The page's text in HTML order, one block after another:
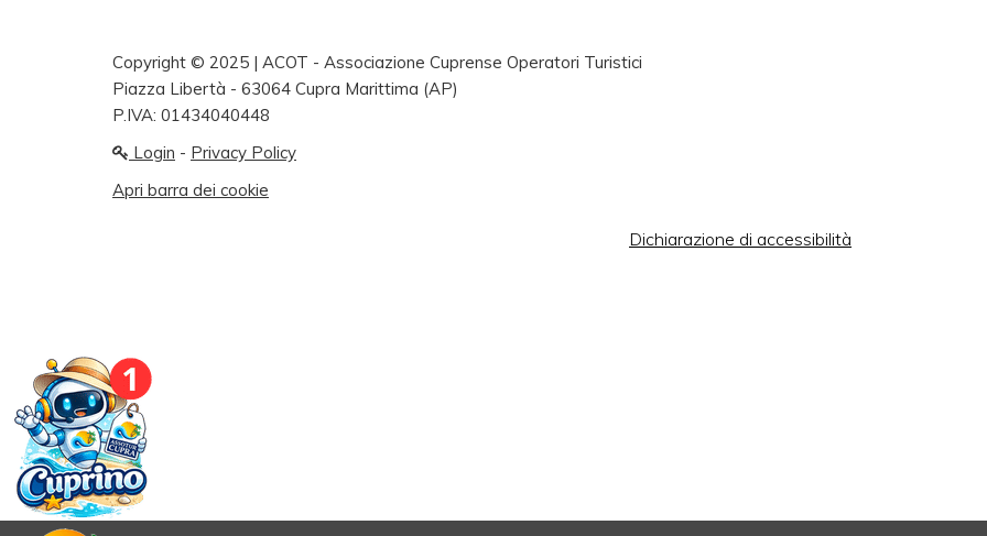
Copyright © 2025 | ACOT - Associazione Cuprense Operatori Turistici
Piazza Libertà - 63064 Cupra Marittima (AP)
P.IVA: 01434040448
Login - Privacy Policy
Apri barra dei cookie
Dichiarazione di accessibilità